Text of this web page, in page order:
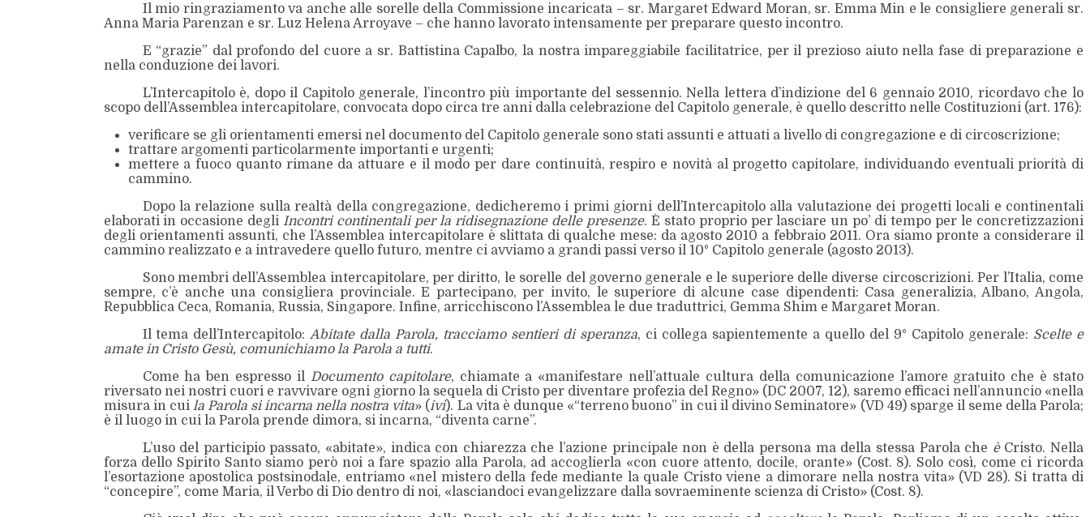
Il mio ringraziamento va anche alle sorelle della Commissione incaricata – sr. Margaret Edward Moran, sr. Emma Min e le consigliere generali sr.
Anna Maria Parenzan e sr. Luz Helena Arroyave – che hanno lavorato intensamente per preparare questo incontro.
E “grazie” dal profondo del cuore a sr. Battistina Capalbo, la nostra impareggiabile facilitatrice, per il prezioso aiuto nella fase di preparazione e
nella conduzione dei lavori.
L’Intercapitolo è, dopo il Capitolo generale, l’incontro più importante del sessennio. Nella lettera d’indizione del 6 gennaio 2010, ricordavo che lo
scopo dell’Assemblea intercapitolare, convocata dopo circa tre anni dalla celebrazione del Capitolo generale, è quello descritto nelle Costituzioni (art. 176):
verificare se gli orientamenti emersi nel documento del Capitolo generale sono stati assunti e attuati a livello di congregazione e di circoscrizione;
trattare argomenti particolarmente importanti e urgenti;
mettere a fuoco quanto rimane da attuare e il modo per dare continuità, respiro e novità al progetto capitolare, individuando eventuali priorità di
cammino.
Dopo la relazione sulla realtà della congregazione, dedicheremo i primi giorni dell’Intercapitolo alla valutazione dei progetti locali e continentali
elaborati in occasione degliIncontri continentali per la ridisegnazione delle presenze. È stato proprio per lasciare un po’ di tempo per le concretizzazioni
degli orientamenti assunti, che l’Assemblea intercapitolare è slittata di qualche mese: da agosto 2010 a febbraio 2011. Ora siamo pronte a considerare il
cammino realizzato e a intravedere quello futuro, mentre ci avviamo a grandi passi verso il 10° Capitolo generale (agosto 2013).
Sono membri dell’Assemblea intercapitolare, per diritto, le sorelle del governo generale e le superiore delle diverse circoscrizioni. Per l’Italia, come
sempre, c’è anche una consigliera provinciale. E partecipano, per invito, le superiore di alcune case dipendenti: Casa generalizia, Albano, Angola,
Repubblica Ceca, Romania, Russia, Singapore. Infine, arricchiscono l’Assemblea le due traduttrici, Gemma Shim e Margaret Moran.
Il tema dell’Intercapitolo:Abitate dalla Parola, tracciamo sentieri di speranza, ci collega sapientemente a quello del 9° Capitolo generale: Scelte e
amate in Cristo Gesù, comunichiamo la Parola a tutti.
Come ha ben espresso il Documento capitolare, chiamate a «manifestare nell’attuale cultura della comunicazione l’amore gratuito che è stato
riversato nei nostri cuori e ravvivare ogni giorno la sequela di Cristo per diventare profezia del Regno» (DC 2007, 12), saremo efficaci nell’annuncio «nella
misura in cui la Parola si incarna nella nostra vita» (ivi). La vita è dunque «“terreno buono” in cui il divino Seminatore» (VD 49) sparge il seme della Parola;
è il luogo in cui la Parola prende dimora, si incarna, “diventa carne”.
L’uso del participio passato, «abitate», indica con chiarezza che l’azione principale non è della persona ma della stessa Parola che è Cristo. Nella
forza dello Spirito Santo siamo però noi a fare spazio alla Parola, ad accoglierla «con cuore attento, docile, orante» (Cost. 8). Solo così, come ci ricorda
l’esortazione apostolica postsinodale, entriamo «nel mistero della fede mediante la quale Cristo viene a dimorare nella nostra vita» (VD 28). Si tratta di
“concepire”, come Maria, il Verbo di Dio dentro di noi, «lasciandoci evangelizzare dalla sovraeminente scienza di Cristo» (Cost. 8).